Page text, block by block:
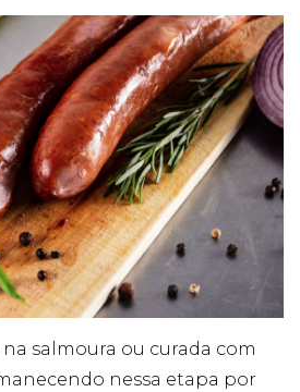
salmoura ou curada com
nessa etapa por